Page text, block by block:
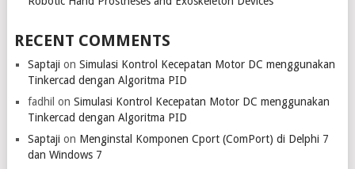
RECENT COMMENTS
Saptaji on Simulasi Kontrol Kecepatan Motor DC menggunakan
Tinkercad dengan Algoritma PID
fadhil on Simulasi Kontrol Kecepatan Motor DC menggunakan
Tinkercad dengan Algoritma PID
Saptaji on Menginstal Komponen Cport (ComPort) di Delphi 7
dan Windows 7